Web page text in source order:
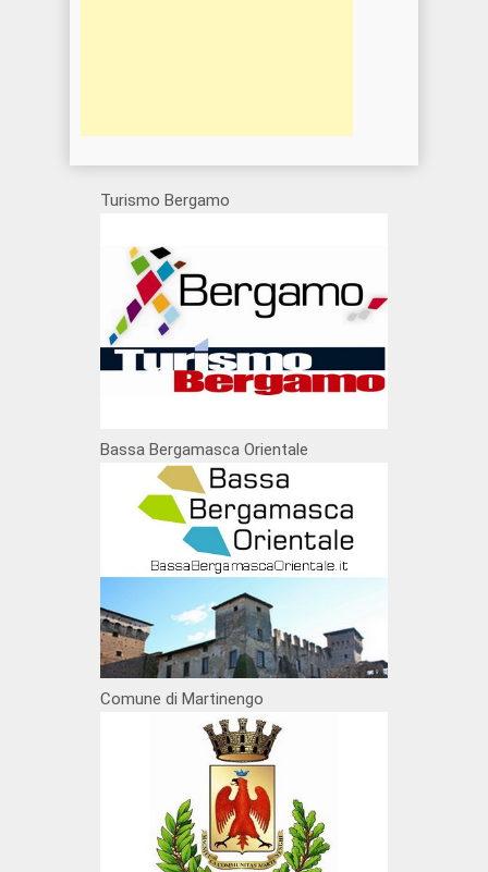
Turismo Bergamo
Bassa Bergamasca Orientale
Comune di Martinengo